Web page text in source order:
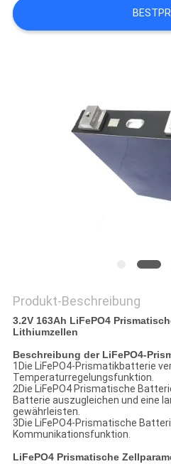
UNS
IN
NACHRICHTEN
Produkt-Beschreibung
3.2V 163Ah LiFePO4
Lithiumzellen
Beschreibung der LiFePO4-
1Die LiFePO4-Prismatikbatterie
Temperaturregelungsfunktion.
2Die LiFePO4 Prismatische
Batterie auszugleichen und eine
gewährleisten.
3Die LiFePO4-Prismatische
Kommunikationsfunktion.
LiFePO4 Prismatische